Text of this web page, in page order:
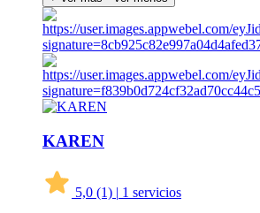
KAREN
5,0 (1) | 1 servicios